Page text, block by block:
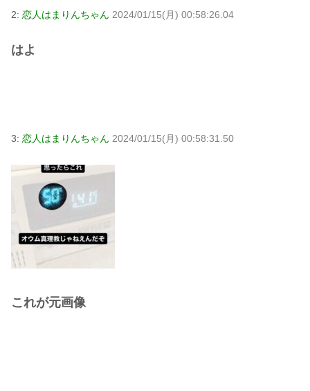
2: 恋人はまりんちゃん 2024/01/15(月) 00:58:26.04
はよ
3: 恋人はまりんちゃん 2024/01/15(月) 00:58:31.50
これが元画像